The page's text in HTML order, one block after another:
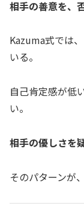
相手の善意を、
Kazuma式では
いる。
自己肯定感が低
い。
相手の優しさを
そのパターンが